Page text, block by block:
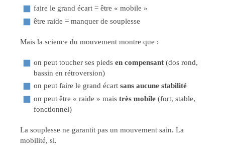
faire le grand écart = être « mobile »
être raide = manquer de souplesse
Mais la science du mouvement montre que :
on peut toucher ses pieds en compensant (dos rond,
bassin en rétroversion)
on peut faire le grand écart sans aucune stabilité
on peut être « raide » mais très mobile (fort, stable,
fonctionnel)
La souplesse ne garantit pas un mouvement sain. La
mobilité, si.